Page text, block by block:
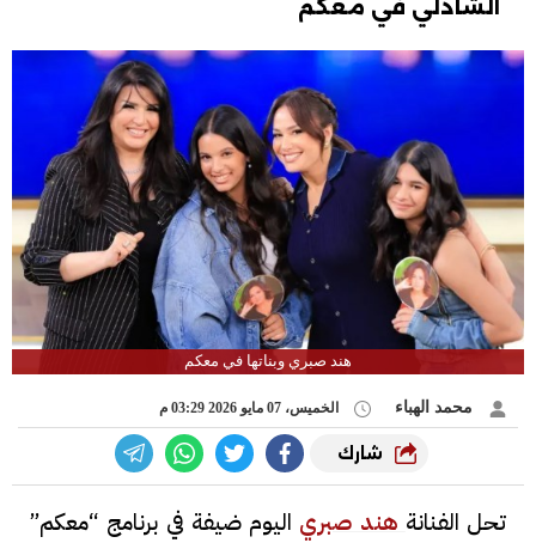
الشاذلي في معكم
هند صبري وبناتها في معكم
محمد الهباء الخميس، 07 مايو 2026 03:29 م
شارك
تحل الفنانة هند صبري اليوم ضيفة في برنامج “معكم”